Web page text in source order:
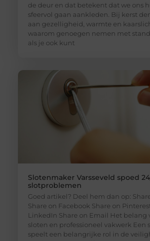
de deur en dat betekent dat we ons
sfeervol gaan aankleden. Bij kerst
aan gezelligheid, warmte en
waarom genoegen nemen met
als je ook kunt
Slotenmaker Varsseveld spoed
slotproblemen
Goed artikel? Deel hem dan op:
Share on Facebook Share on
LinkedIn Share on Email Het belang
sloten en professioneel vakwerk Een
speelt een belangrijke rol in de